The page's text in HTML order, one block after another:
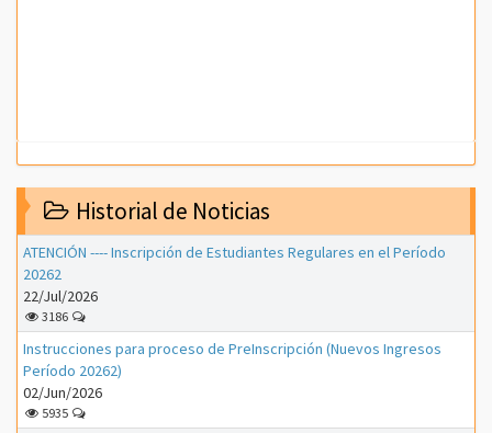
Historial de Noticias
ATENCIÓN ---- Inscripción de Estudiantes Regulares en el Período
20262
22/Jul/2026
3186
Instrucciones para proceso de PreInscripción (Nuevos Ingresos
Período 20262)
02/Jun/2026
5935